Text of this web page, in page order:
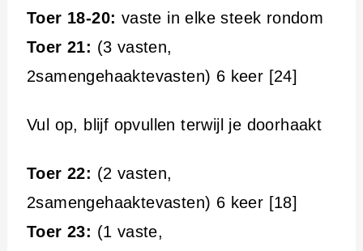
Toer 18-20: vaste in elke steek rondom
Toer 21: (3 vasten,
2samengehaaktevasten) 6 keer [24]
Vul op, blijf opvullen terwijl je doorhaakt
Toer 22: (2 vasten,
2samengehaaktevasten) 6 keer [18]
Toer 23: (1 vaste,